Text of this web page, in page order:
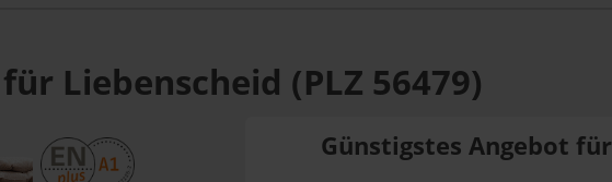
Liebenscheid (PLZ 56479)
Günstigstes Angebot für